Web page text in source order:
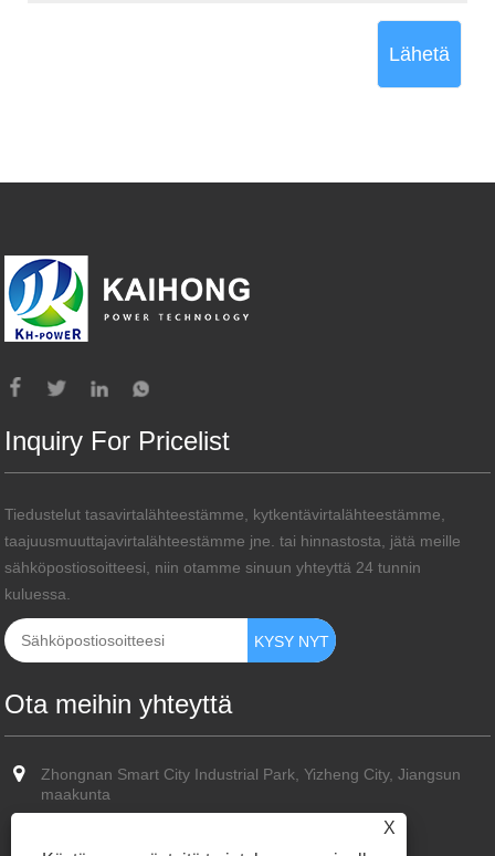
Lähetä
Inquiry For Pricelist
Tiedustelut tasavirtalähteestämme, kytkentävirtalähteestämme,
taajuusmuuttajavirtalähteestämme jne. tai hinnastosta, jätä meille
sähköpostiosoitteesi, niin otamme sinuun yhteyttä 24 tunnin
kuluessa.
Ota meihin yhteyttä
Zhongnan Smart City Industrial Park, Yizheng City, Jiangsun
maakunta
X